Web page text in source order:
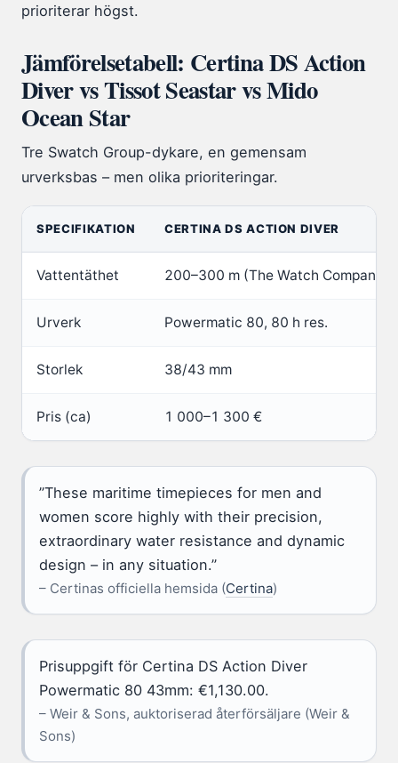
prioriterar högst.
Jämförelsetabell: Certina DS Action
Diver vs Tissot Seastar vs Mido
Ocean Star
Tre Swatch Group-dykare, en gemensam
urverksbas – men olika prioriteringar.
SPECIFIKATION CERTINA DS ACTION DIVER
Vattentäthet 200–300 m (The Watch Company)
Urverk Powermatic 80, 80 h res.
Storlek 38/43 mm
Pris (ca) 1 000–1 300 €
”These maritime timepieces for men and
women score highly with their precision,
extraordinary water resistance and dynamic
design – in any situation.”
– Certinas officiella hemsida (Certina)
Prisuppgift för Certina DS Action Diver
Powermatic 80 43mm: €1,130.00.
– Weir & Sons, auktoriserad återförsäljare (Weir &
Sons)